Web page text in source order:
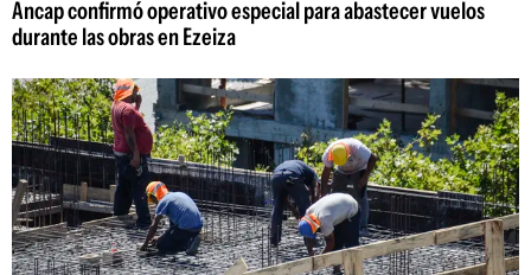
Ancap confirmó operativo especial para abastecer vuelos
durante las obras en Ezeiza